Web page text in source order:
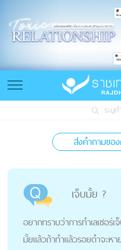
ระบุ
ส่งคำถามขอ
เจ็บมั้ย ?
อยากทราบว่าการทำเลเซอร์
มั้ยแล้วถ้าทำแล้วรอยดำจะหา